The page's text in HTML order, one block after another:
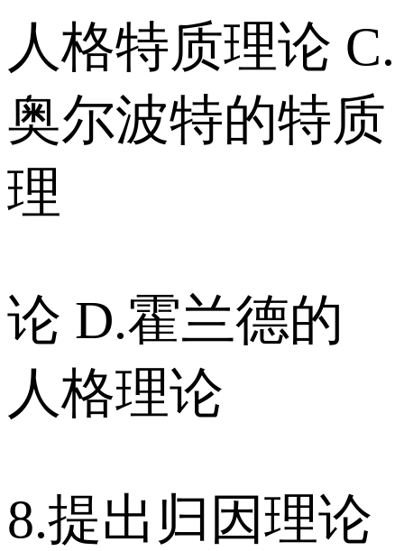
人格特质理论 C.
奥尔波特的特质
理
论 D.霍兰德的
人格理论
8.提出归因理论